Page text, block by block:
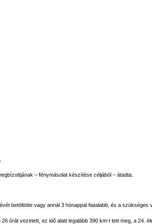
– fénymásolat készítése céljából – átadta.
betöltötte vagy annál 3 hónappal fiatalabb, és a szükséges
órát vezetett, ez idő alatt legalább 390 km-t tett meg, a 24.